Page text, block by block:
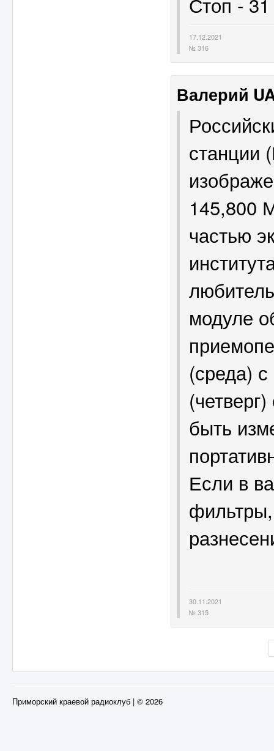
17.12.2021
№ 316
Валерий
станции
145,800
частью
модуле
(среда)
быть
Если в
30.11.2021
№ 315
Приморский краевой радиоклуб | © 2026